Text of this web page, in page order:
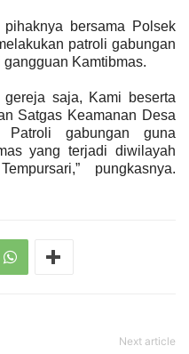
bersama Polsek
patroli gabungan
Kamtibmas.
saja, Kami beserta
Satgas Keamanan Desa
Patroli gabungan guna
yang terjadi diwilayah
pungkasnya.
Next article